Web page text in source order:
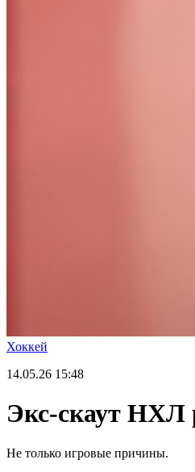
Хоккей
14.05.26 15:48
Экс-скаут НХЛ
Не только игровые причины.